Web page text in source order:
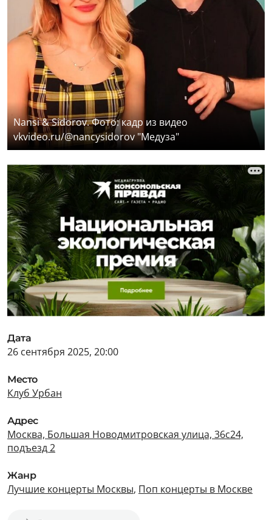
Nansi & Sidorov. Фото: кадр из видео
vkvideo.ru/@nancysidorov "Медуза"
Дата
26 сентября 2025, 20:00
Место
Клуб Урбан
Адрес
Москва, Большая Новодмитровская улица, 36с24,
подъезд 2
Жанр
Лучшие концерты Москвы, Поп концерты в Москве